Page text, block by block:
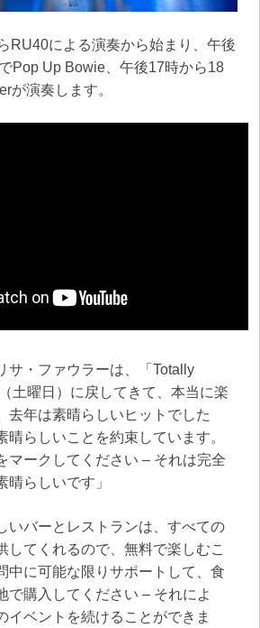
RU40による演奏から始まり、午後
Pop Up Bowie、午後17時から18
が演奏します。
サ・ファウラーは、「Totally
土曜日）に戻してきて、本当に楽
去年は素晴らしいヒットでした
晴らしいことを約束しています。
マークしてください – それは完全
晴らしいです」
いバーとレストランは、すべての
してくれるので、無料で楽しむこ
中に可能な限りサポートして、食
で購入してください – それによ
イベントを続けることができま